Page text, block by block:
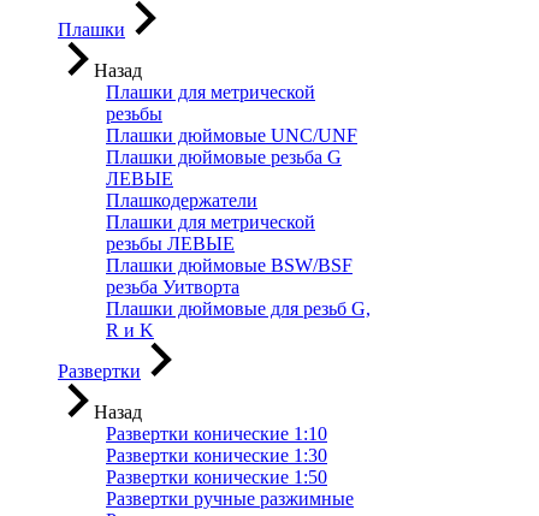
Плашки
Назад
Плашки для метрической
резьбы
Плашки дюймовые UNC/UNF
Плашки дюймовые резьба G
ЛЕВЫЕ
Плашкодержатели
Плашки для метрической
резьбы ЛЕВЫЕ
Плашки дюймовые BSW/BSF
резьба Уитворта
Плашки дюймовые для резьб G,
R и K
Развертки
Назад
Развертки конические 1:10
Развертки конические 1:30
Развертки конические 1:50
Развертки ручные разжимные